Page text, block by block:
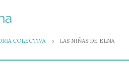
COLECTIVA LAS NIÑAS DE ELNA